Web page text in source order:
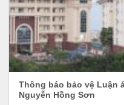
Thông báo bảo vệ Luận
Nguyễn Hồng Sơn